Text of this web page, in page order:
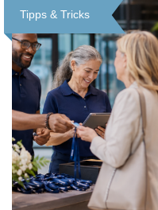
Tipps & Tricks